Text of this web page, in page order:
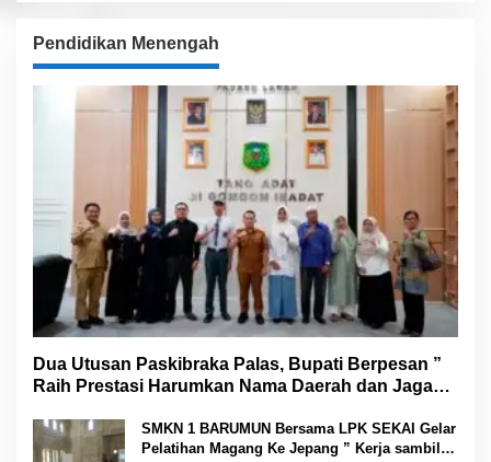
Pendidikan Menengah
Dua Utusan Paskibraka Palas, Bupati Berpesan ”
Raih Prestasi Harumkan Nama Daerah dan Jaga
SMKN 1 BARUMUN Bersama LPK SEKAI Gelar
Pelatihan Magang Ke Jepang ” Kerja sambil